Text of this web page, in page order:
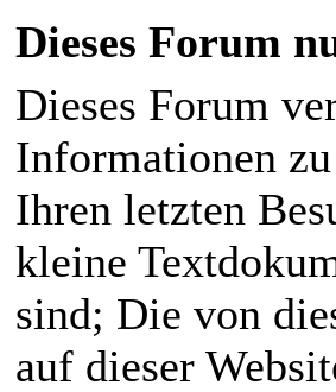
Dieses Forum
Dieses Forum
Informationen
Ihren letzten
kleine
sind; Die von
auf dieser